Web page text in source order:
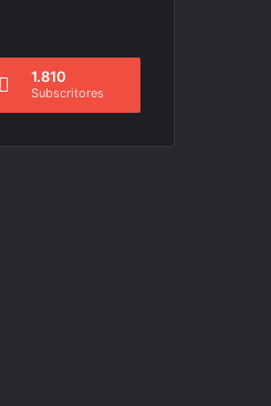
1.810
Subscritores